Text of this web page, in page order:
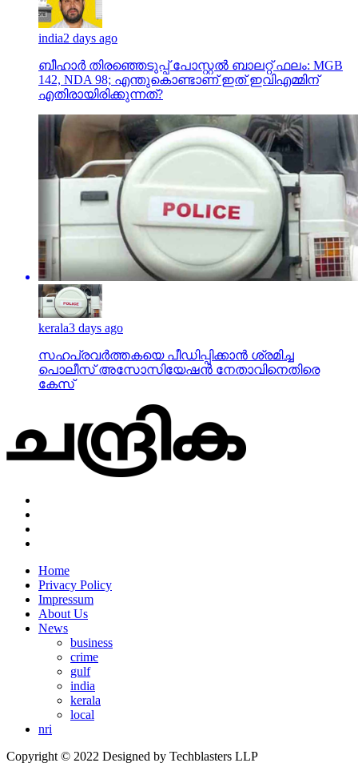
india2 days ago
ബീഹാർ തിരഞ്ഞെടുപ്പ് പോസ്റ്റൽ ബാലറ്റ് ഫലം: MGB
142, NDA 98; എന്തുകൊണ്ടാണ് ഇത് ഇവിഎമ്മിന്
എതിരായിരിക്കുന്നത്?
kerala3 days ago
സഹപ്രവര്‍ത്തകയെ പീഡിപ്പിക്കാന്‍ ശ്രമിച്ച
പൊലീസ് അസോസിയേഷന്‍ നേതാവിനെതിരെ
കേസ്
Home
Privacy Policy
Impressum
About Us
News
business
crime
gulf
india
kerala
local
nri
Copyright © 2022 Designed by Techblasters LLP